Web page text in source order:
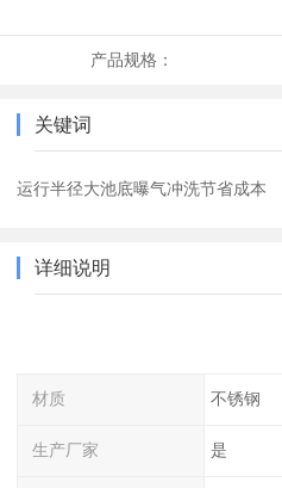
产品规格：
关键词
运行半径大池底曝气冲洗节省成本
详细说明
材质 不锈钢
生产厂家 是